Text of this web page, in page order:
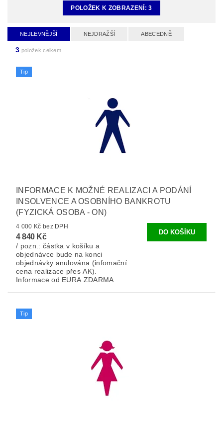
POLOŽEK K ZOBRAZENÍ:3
NEJLEVNĚJŠÍ NEJDRAŽŠÍ ABECEDNĚ
3 položek celkem
Tip
INFORMACE K MOŽNÉ REALIZACI A PODÁNÍ
INSOLVENCE A OSOBNÍHO BANKROTU
(FYZICKÁ OSOBA - ON)
4 000 Kč bez DPH
4 840 Kč
/ pozn.: částka v košíku a
objednávce bude na konci
objednávky anulována (infomační
cena realizace přes AK).
Informace od EURA ZDARMA
Tip